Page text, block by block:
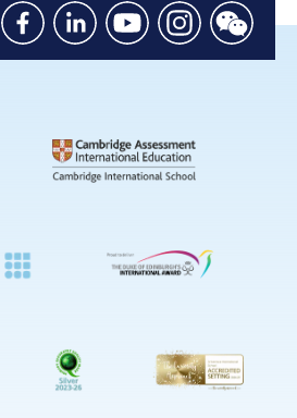
Like
Facebook
Connect
on
Linkedin
Watch
on
Youtube
Follow
Instagram
Connect